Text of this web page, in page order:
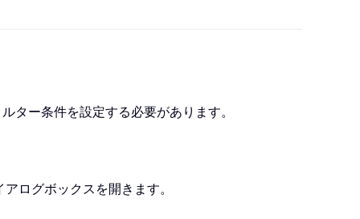
ー条件を設定する必要があります。
ログボックスを開きます。